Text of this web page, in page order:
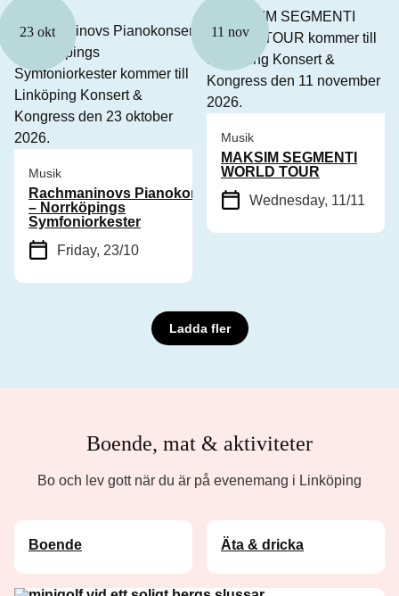
23 okt
Musik
Rachmaninovs Pianokonsert nr 2
– Norrköpings
Symfoniorkester
Friday, 23/10
11 nov
Musik
MAKSIM SEGMENTI
WORLD TOUR
Wednesday, 11/11
Ladda fler
Boende, mat & aktiviteter
Bo och lev gott när du är på evenemang i Linköping
Boende Äta & dricka